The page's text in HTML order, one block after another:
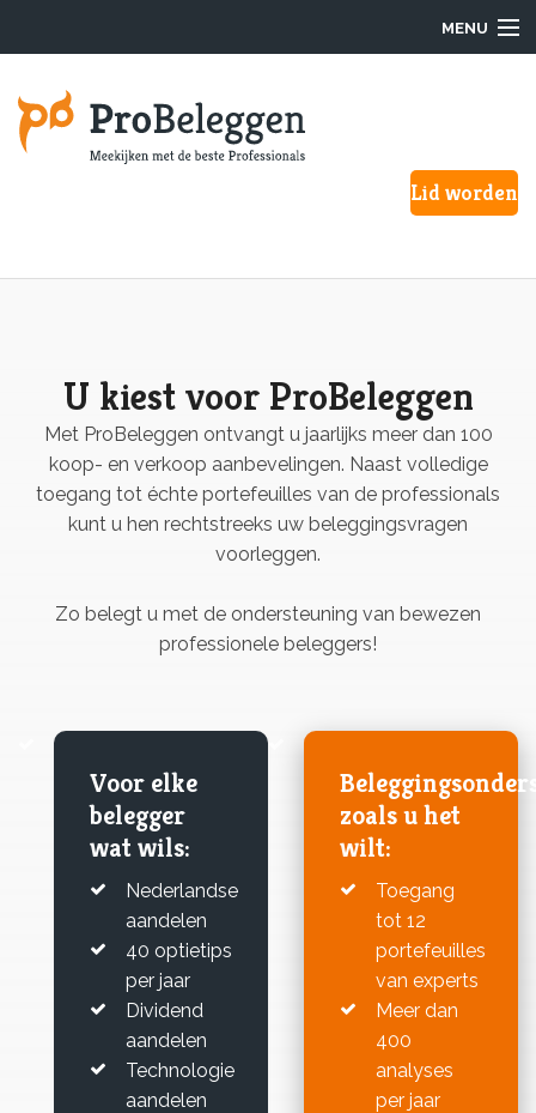
MENU
Aanmelden
Over ons
F.A.Q.
Lid worden
U kiest voor ProBeleggen
Met ProBeleggen ontvangt u jaarlijks meer dan 100
koop- en verkoop aanbevelingen. Naast volledige
toegang tot échte portefeuilles van de professionals
kunt u hen rechtstreeks uw beleggingsvragen
voorleggen.
Zo belegt u met de ondersteuning van bewezen
professionele beleggers!
Voor elke
belegger
wat wils:
Nederlandse
aandelen
40 optietips
per jaar
Dividend
aandelen
Technologie
aandelen
zoals u het
wilt:
Toegang
tot 12
portefeuilles
van experts
Meer dan
400
analyses
per jaar